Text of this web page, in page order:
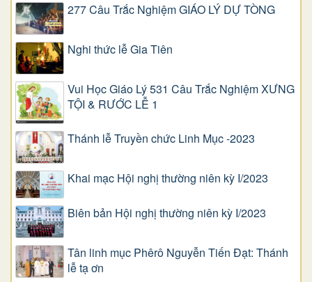
277 Câu Trắc Nghiệm GIÁO LÝ DỰ TÒNG
Nghi thức lễ Gia Tiên
Vui Học Giáo Lý 531 Câu Trắc Nghiệm XƯNG
TỘI & RƯỚC LỄ 1
Thánh lễ Truyền chức Linh Mục -2023
Khai mạc Hội nghị thường niên kỳ I/2023
Biên bản Hội nghị thường niên kỳ I/2023
Tân linh mục Phêrô Nguyễn Tiến Đạt: Thánh
lễ tạ ơn